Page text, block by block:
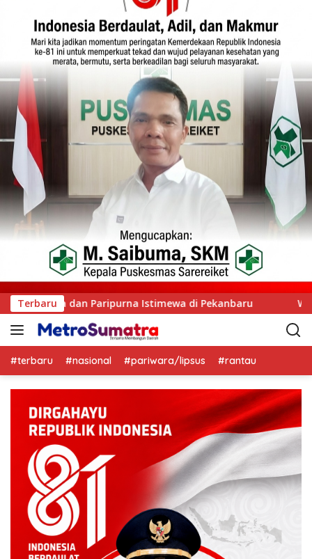
Terbaru Wawako Padang Silaturahmi dengan
#terbaru #nasional #pariwara/lipsus #rantau